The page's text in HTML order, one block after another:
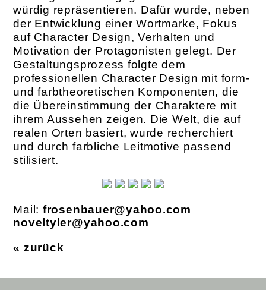
würdig repräsentieren. Dafür wurde, neben
der Entwicklung einer Wortmarke, Fokus
auf Character Design, Verhalten und
Motivation der Protagonisten gelegt. Der
Gestaltungsprozess folgte dem
professionellen Character Design mit form-
und farbtheoretischen Komponenten, die
die Übereinstimmung der Charaktere mit
ihrem Aussehen zeigen. Die Welt, die auf
realen Orten basiert, wurde recherchiert
und durch farbliche Leitmotive passend
stilisiert.
Mail: frosenbauer@yahoo.com
noveltyler@yahoo.com
« zurück